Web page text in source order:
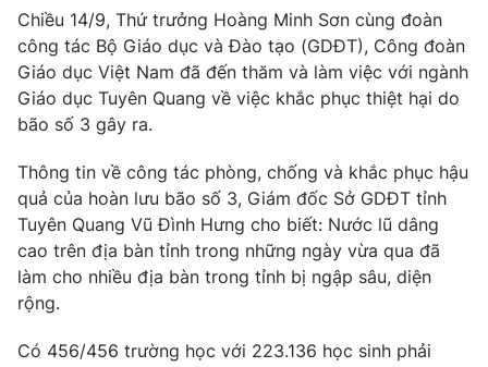
Câu chuyện quốc tế
Thị trường
Góc doanh nghiệp
Dữ liệu và đời sống
Truyền hình
Phim VTV
Hậu trường
Nhân vật
Khán giả
Giải sao mai
Giải trí
Điện ảnh
Âm nhạc
Sao
Đời sống
Du lịch
Làm đẹp
Giáo dục
Tuyển sinh
Học trực tuyến
Chiều 14/9, Thứ trưởng Hoàng Minh Sơn cùng đoàn
công tác Bộ Giáo dục và Đào tạo (GDĐT), Công đoàn
Giáo dục Việt Nam đã đến thăm và làm việc với ngành
Giáo dục Tuyên Quang về việc khắc phục thiệt hại do
bão số 3 gây ra.
Thông tin về công tác phòng, chống và khắc phục hậu
quả của hoàn lưu bão số 3, Giám đốc Sở GDĐT tỉnh
Tuyên Quang Vũ Đình Hưng cho biết: Nước lũ dâng
cao trên địa bàn tỉnh trong những ngày vừa qua đã
làm cho nhiều địa bàn trong tỉnh bị ngập sâu, diện
rộng.
Có 456/456 trường học với 223.136 học sinh phải